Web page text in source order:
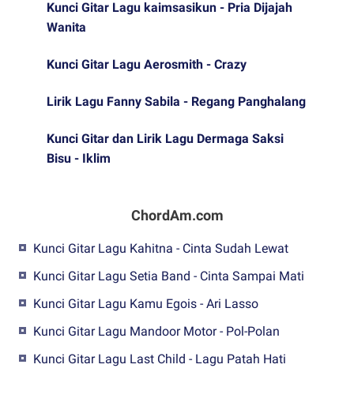
Kunci Gitar Lagu kaimsasikun - Pria Dijajah
Wanita
Kunci Gitar Lagu Aerosmith - Crazy
Lirik Lagu Fanny Sabila - Regang Panghalang
Kunci Gitar dan Lirik Lagu Dermaga Saksi
Bisu - Iklim
ChordAm.com
Kunci Gitar Lagu Kahitna - Cinta Sudah Lewat
Kunci Gitar Lagu Setia Band - Cinta Sampai Mati
Kunci Gitar Lagu Kamu Egois - Ari Lasso
Kunci Gitar Lagu Mandoor Motor - Pol-Polan
Kunci Gitar Lagu Last Child - Lagu Patah Hati